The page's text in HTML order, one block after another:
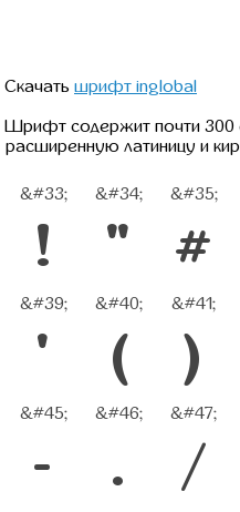
Скачать шрифт inglobal
Шрифт содержит почти 300
расширенную латиницу и
&#33;
!
&#34;
"
&#35;
#
&#39;
'
&#40;
(
&#41;
)
&#45;
-
&#46;
.
&#47;
/